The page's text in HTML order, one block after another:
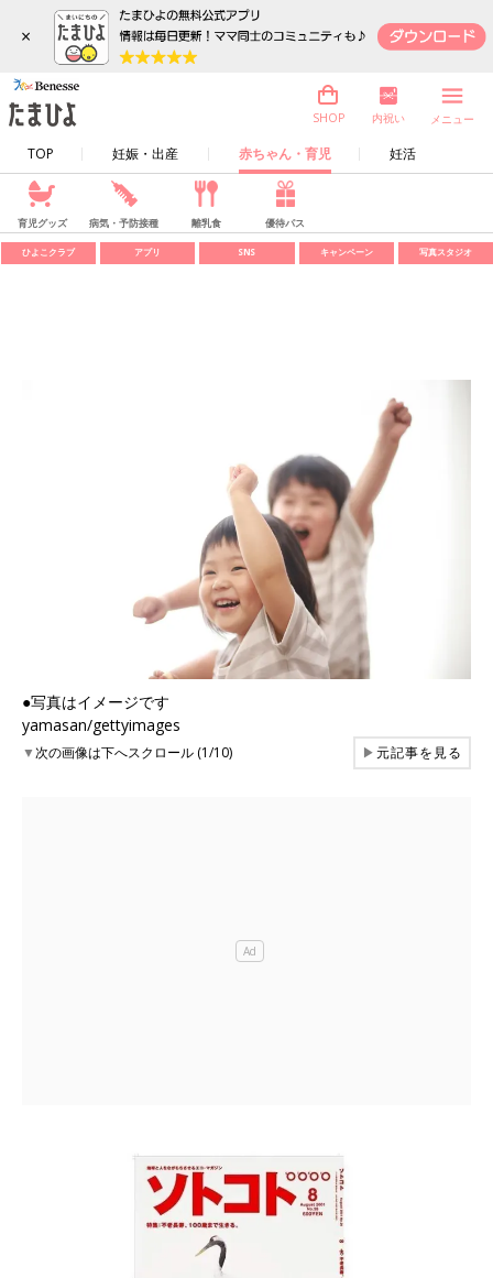
×
TOP 妊娠・出産 赤ちゃん・育児 妊活
SHOP 内祝い メニュー
育児グッズ 病気・予防接種 離乳食 優待パス
ひよこクラブ アプリ SNS キャンペーン 写真スタジオ
●写真はイメージです
yamasan/gettyimages
▼次の画像は下へスクロール (1/10) ▶元記事を見る